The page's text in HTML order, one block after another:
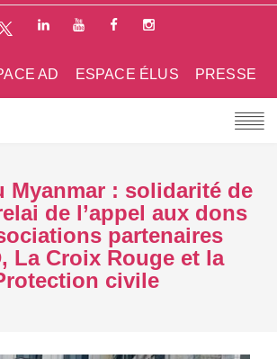
PRESSE
ESPACE ÉLUS
AD
Myanmar : solidarité de
de l’appel aux dons
partenaires
La Croix Rouge et la
civile